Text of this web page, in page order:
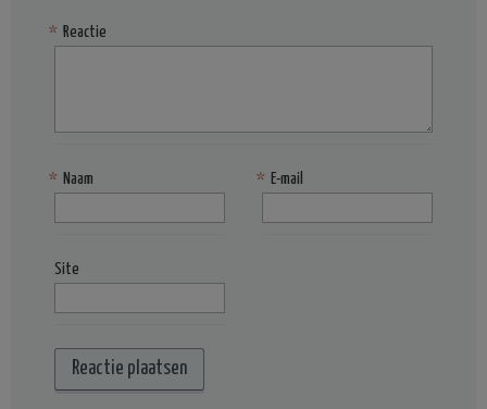
Reactie
*
Naam
* E-mail
*
Site